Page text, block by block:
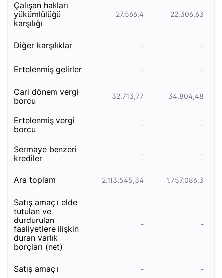
çalışan hakları
yükümlülüğü
karşılığı
27.566,4 22.306,63
diğer karşılıklar - -
ertelenmi̇ş geli̇rler - -
cari̇ dönem vergi̇
borcu
32.713,77 34.804,48
ertelenmi̇ş vergi̇
borcu
- -
sermaye benzeri̇
kredi̇ler
- -
ara toplam 2.113.545,34 1.757.086,3
satiş amaçli elde
tutulan ve
durdurulan
faali̇yetlere i̇li̇şki̇n
duran varlik
borçlari (net)
- -
satış amaçlı - -